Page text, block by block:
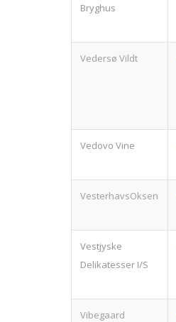
Bryghus
Vedersø Vildt
Vedovo Vine
VesterhavsOksen
Vestjyske
Delikatesser I/S
Vibegaard